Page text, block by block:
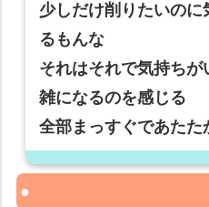
少しだけ削りたいの
るもんな
それはそれで気持ち
雑になるのを感じる
全部まっすぐであたた